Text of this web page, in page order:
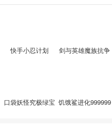
快手小忍计划
剑与英雄魔族抗争
口袋妖怪究极绿宝 饥饿鲨进化999999